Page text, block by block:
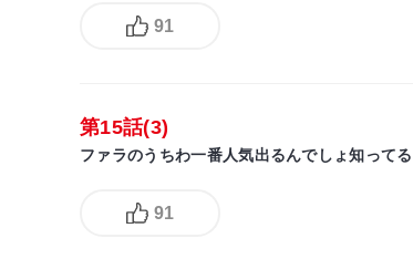
91
第15話(3)
ファラのうちわ一番人気出るんでしょ知ってる
91